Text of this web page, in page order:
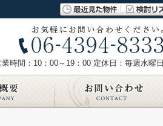
業時間：10：00～19：00 定休日：毎週水曜日